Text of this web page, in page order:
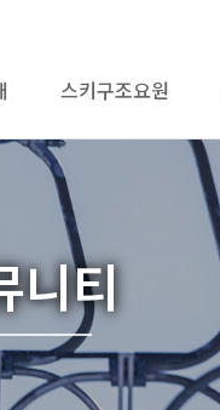
스키구조요원
니티